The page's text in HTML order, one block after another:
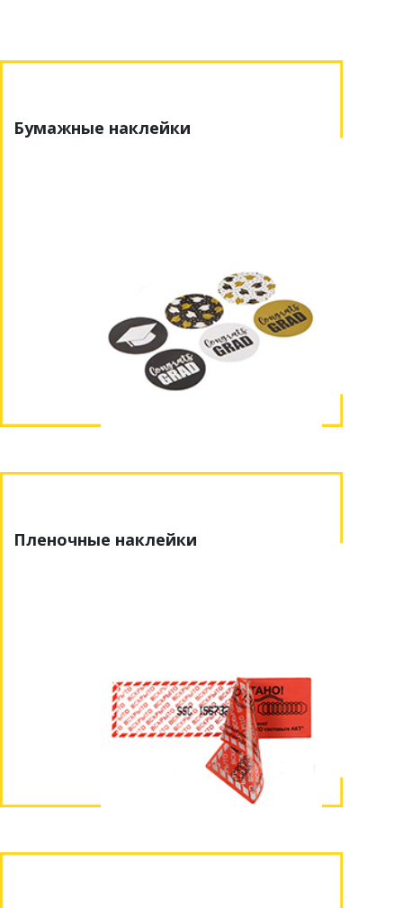
Бумажные наклейки
Пленочные наклейки